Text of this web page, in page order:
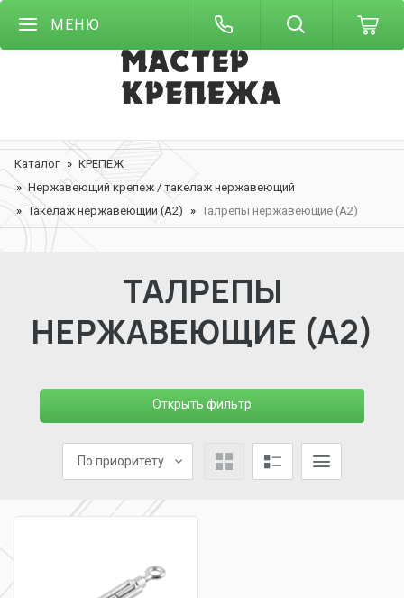
МЕНЮ
Каталог
КРЕПЕЖ
Нержавеющий крепеж / такелаж нержавеющий
Такелаж нержавеющий (А2)
Талрепы нержавеющие (А2)
ТАЛРЕПЫ
НЕРЖАВЕЮЩИЕ (А2)
Открыть фильтр
По приоритету